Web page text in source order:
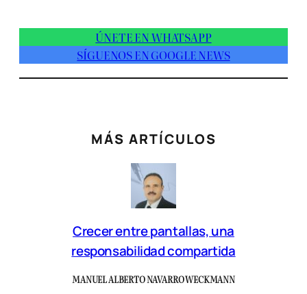
ÚNETE EN WHATSAPP
SÍGUENOS EN GOOGLE NEWS
MÁS ARTÍCULOS
Crecer entre pantallas, una
responsabilidad compartida
MANUEL ALBERTO NAVARRO WECKMANN